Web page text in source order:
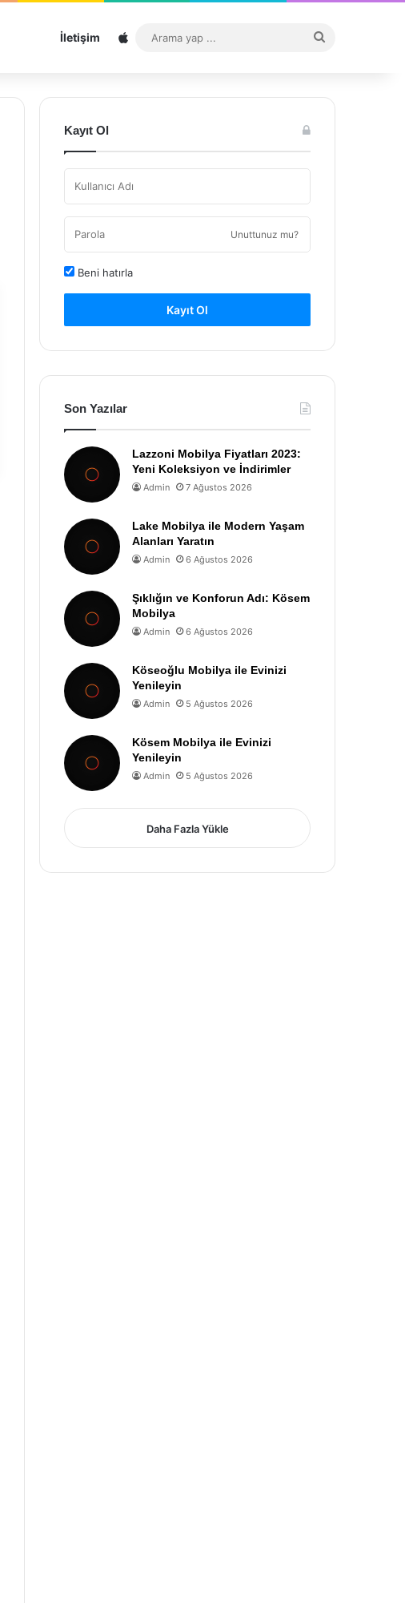
İletişim Sitemap
...
Kayıt Ol
Unuttunuz mu?
Beni hatırla
Kayıt Ol
Son Yazılar
Lazzoni Mobilya Fiyatları 2023:
Yeni Koleksiyon ve İndirimler
Admin 7 Ağustos 2026
Lake Mobilya ile Modern Yaşam
Alanları Yaratın
Admin 6 Ağustos 2026
Şıklığın ve Konforun Adı: Kösem
Mobilya
Admin 6 Ağustos 2026
Köseoğlu Mobilya ile Evinizi
Yenileyin
Admin 5 Ağustos 2026
Kösem Mobilya ile Evinizi
Yenileyin
Admin 5 Ağustos 2026
Daha Fazla Yükle